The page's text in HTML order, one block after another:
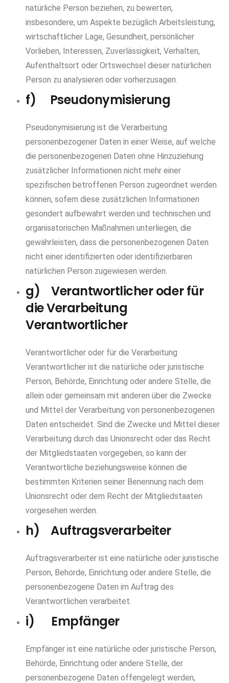
natürliche Person beziehen, zu bewerten,
insbesondere, um Aspekte bezüglich Arbeitsleistung,
wirtschaftlicher Lage, Gesundheit, persönlicher
Vorlieben, Interessen, Zuverlässigkeit, Verhalten,
Aufenthaltsort oder Ortswechsel dieser natürlichen
Person zu analysieren oder vorherzusagen.
f) Pseudonymisierung
Pseudonymisierung ist die Verarbeitung
personenbezogener Daten in einer Weise, auf welche
die personenbezogenen Daten ohne Hinzuziehung
zusätzlicher Informationen nicht mehr einer
spezifischen betroffenen Person zugeordnet werden
können, sofern diese zusätzlichen Informationen
gesondert aufbewahrt werden und technischen und
organisatorischen Maßnahmen unterliegen, die
gewährleisten, dass die personenbezogenen Daten
nicht einer identifizierten oder identifizierbaren
natürlichen Person zugewiesen werden.
g) Verantwortlicher oder für
die Verarbeitung
Verantwortlicher
Verantwortlicher oder für die Verarbeitung
Verantwortlicher ist die natürliche oder juristische
Person, Behörde, Einrichtung oder andere Stelle, die
allein oder gemeinsam mit anderen über die Zwecke
und Mittel der Verarbeitung von personenbezogenen
Daten entscheidet. Sind die Zwecke und Mittel dieser
Verarbeitung durch das Unionsrecht oder das Recht
der Mitgliedstaaten vorgegeben, so kann der
Verantwortliche beziehungsweise können die
bestimmten Kriterien seiner Benennung nach dem
Unionsrecht oder dem Recht der Mitgliedstaaten
vorgesehen werden.
h) Auftragsverarbeiter
Auftragsverarbeiter ist eine natürliche oder juristische
Person, Behörde, Einrichtung oder andere Stelle, die
personenbezogene Daten im Auftrag des
Verantwortlichen verarbeitet.
i) Empfänger
Empfänger ist eine natürliche oder juristische Person,
Behörde, Einrichtung oder andere Stelle, der
personenbezogene Daten offengelegt werden,